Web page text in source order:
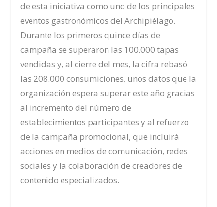
de esta iniciativa como uno de los principales
eventos gastronómicos del Archipiélago.
Durante los primeros quince días de
campaña se superaron las 100.000 tapas
vendidas y, al cierre del mes, la cifra rebasó
las 208.000 consumiciones, unos datos que la
organización espera superar este año gracias
al incremento del número de
establecimientos participantes y al refuerzo
de la campaña promocional, que incluirá
acciones en medios de comunicación, redes
sociales y la colaboración de creadores de
contenido especializados.